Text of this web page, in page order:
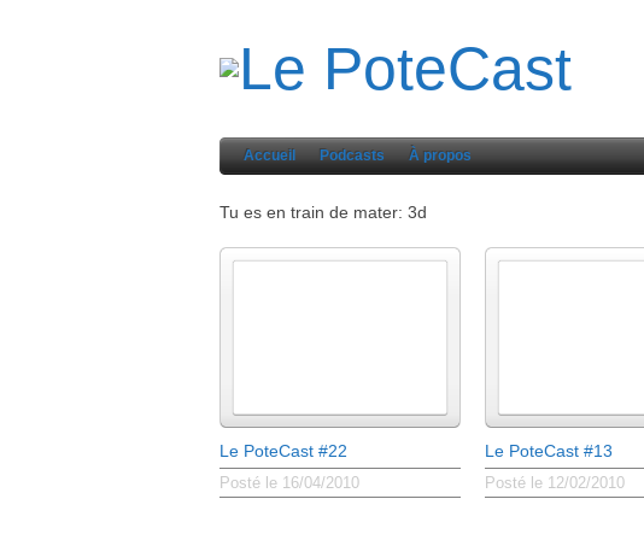
Accueil Podcasts À propos
Tu es en train de mater: 3d
Le PoteCast #22
Posté le 16/04/2010
Le PoteCast #13
Posté le 12/02/2010